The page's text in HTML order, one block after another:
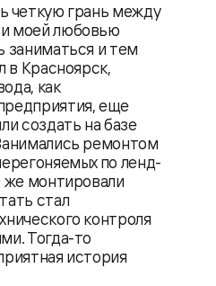
четкую грань между
моей любовью
заниматься и тем
в Красноярск,
как
еще
создать на базе
ремонтом
по ленд-
же монтировали
стал
контроля
Тогда-то
история